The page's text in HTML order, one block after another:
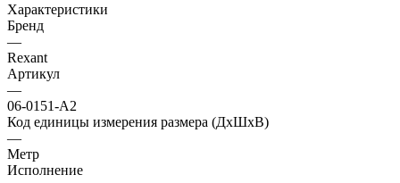
Характеристики
Бренд
—
Rexant
Артикул
—
06-0151-A2
Код единицы измерения размера (ДхШхВ)
—
Метр
Исполнение